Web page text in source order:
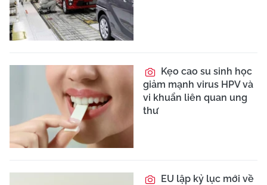
Kẹo cao su sinh học
giảm mạnh virus HPV và
vi khuẩn liên quan ung
thư
EU lập kỷ lục mới về